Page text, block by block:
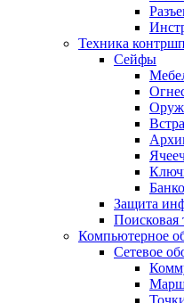
Техника
Сейфы
Защита
Поисковая
Компьютерное
Сетевое